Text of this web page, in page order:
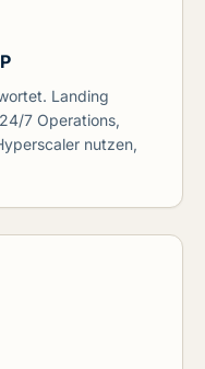
Landing
7 Operations,
nutzen,